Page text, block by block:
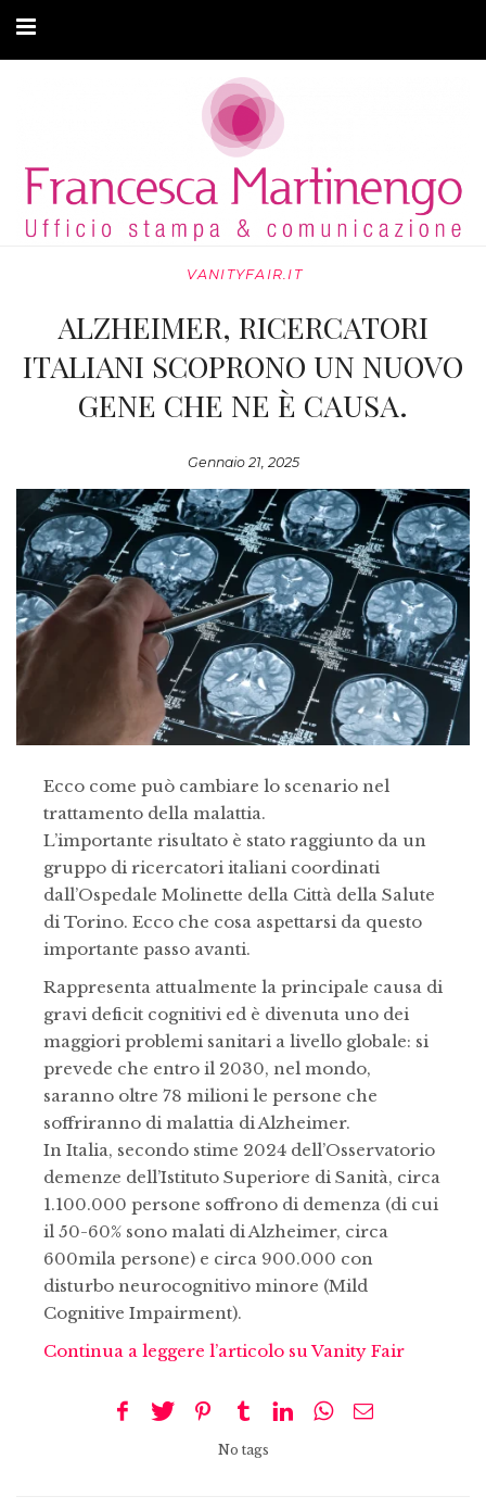
ARTICOLI
MODA ADATTIVA
PRIVACY
VANITYFAIR.IT
ALZHEIMER, RICERCATORI
ITALIANI SCOPRONO UN NUOVO
GENE CHE NE È CAUSA.
Gennaio 21, 2025
Ecco come può cambiare lo scenario nel
trattamento della malattia.
L’importante risultato è stato raggiunto da un
gruppo di ricercatori italiani coordinati
dall’Ospedale Molinette della Città della Salute
di Torino. Ecco che cosa aspettarsi da questo
importante passo avanti.
Rappresenta attualmente la principale causa di
gravi deficit cognitivi ed è divenuta uno dei
maggiori problemi sanitari a livello globale: si
prevede che entro il 2030, nel mondo,
saranno oltre 78 milioni le persone che
soffriranno di malattia di Alzheimer.
In Italia, secondo stime 2024 dell’Osservatorio
demenze dell’Istituto Superiore di Sanità, circa
1.100.000 persone soffrono di demenza (di cui
il 50-60% sono malati di Alzheimer, circa
600mila persone) e circa 900.000 con
disturbo neurocognitivo minore (Mild
Cognitive Impairment).
Continua a leggere l’articolo su Vanity Fair
No tags